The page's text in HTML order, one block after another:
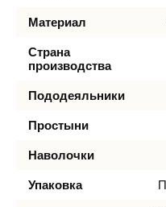
Материал
Страна
производства
Пододеяльники
Простыни
Наволочки
Упаковка